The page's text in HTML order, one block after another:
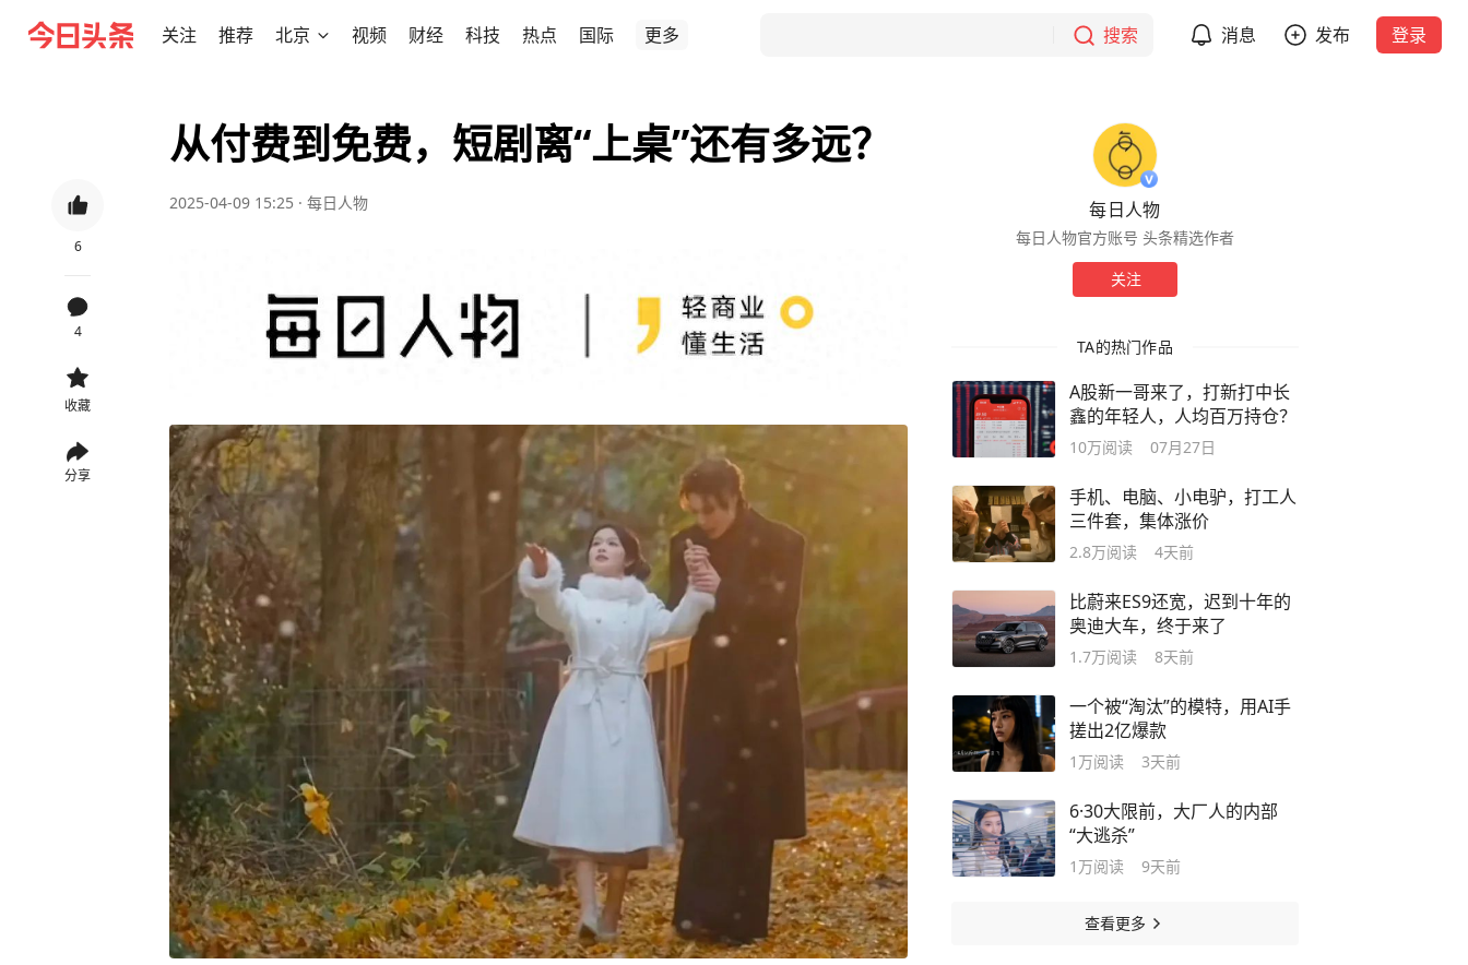
关注 推荐 北京 视频 财经 科技 热点 国际 更多 搜索 消息 发布 登录
6
4
收藏
分享
从付费到免费，短剧离“上桌”还有多远？
2025-04-09 15:25 · 每日人物 每日人物
每日人物官方账号 头条精选作者
关注
TA的热门作品
A股新一哥来了，打新打中长
鑫的年轻人，人均百万持仓？
10万阅读 07月27日
手机、电脑、小电驴，打工人
三件套，集体涨价
2.8万阅读 4天前
比蔚来ES9还宽，迟到十年的
奥迪大车，终于来了
1.7万阅读 8天前
一个被“淘汰”的模特，用AI手
搓出2亿爆款
1万阅读 3天前
6·30大限前，大厂人的内部
“大逃杀”
1万阅读 9天前
查看更多